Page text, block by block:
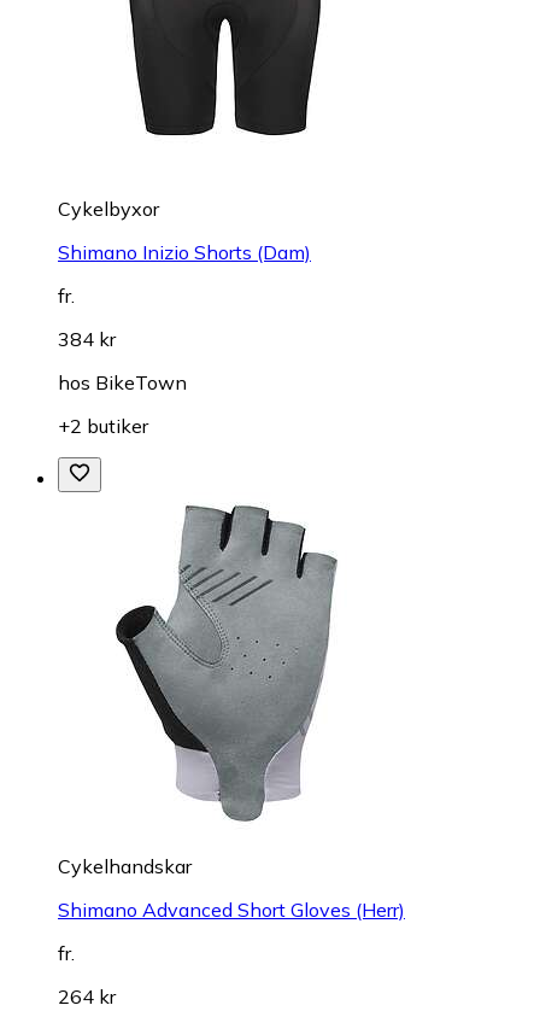
Cykelbyxor
Shimano Inizio Shorts (Dam)
fr.
384 kr
hos BikeTown
+2 butiker
Cykelhandskar
Shimano Advanced Short Gloves (Herr)
fr.
264 kr